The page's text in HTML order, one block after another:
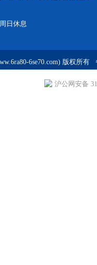
日休息
6se70.com) 版权所有
沪公网安备